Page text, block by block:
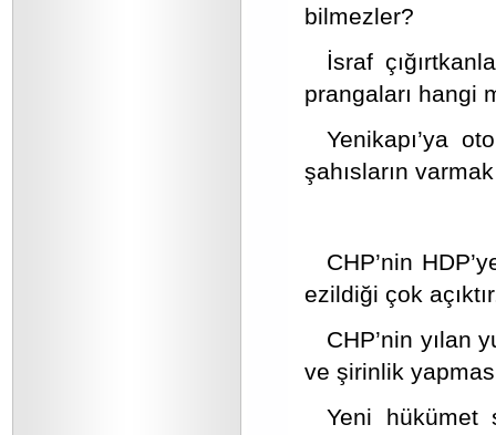
bilmezler?
İsraf
prangaları hangi
Yenikapı’ya
şahısların
CHP’nin
ezildiği çok
CHP’nin yılan
ve şirinlik
Yeni hükümet